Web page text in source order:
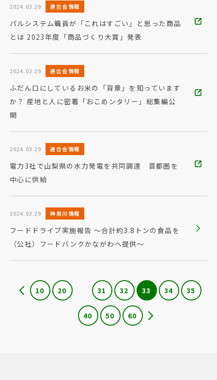
2024.03.29 連合会情報
パルシステム職員が「これはすごい」と思った商品
とは 2023年度「商品づくり大賞」発表
2024.03.29 連合会情報
ふだん口にしているお米の「背景」を知っています
か？ 産地と人に密着「おこめンタリー」総集編公
開
2024.03.29 連合会情報
電力3社で山梨県の水力発電を共同調達 首都圏を
中心に供給
2024.03.29 神奈川情報
フードドライブ実施報告 ～合計約3.8トンの食品を
（公社）フードバンクかながわへ提供～
10 20 31 32 33 34 35
40 50 60